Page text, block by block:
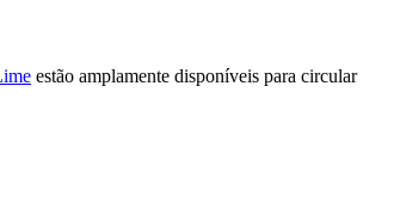
estão amplamente disponíveis para circular